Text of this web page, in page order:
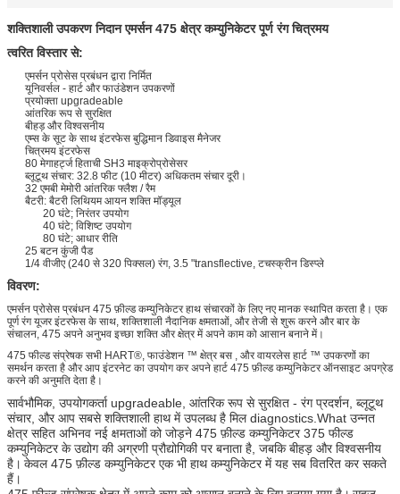
शक्तिशाली उपकरण निदान एमर्सन 475 क्षेत्र कम्युनिकेटर पूर्ण रंगचित्रमय
त्वरित विस्तार से:
एमर्सन प्रोसेस प्रबंधन द्वारा निर्मित
यूनिवर्सल - हार्ट और फाउंडेशन उपकरणों
प्रयोक्ता upgradeable
आंतरिक रूप से सुरक्षित
बीहड़ और विश्वसनीय
एम्स के सूट के साथ इंटरफेस बुद्धिमान डिवाइस मैनेजर
चित्रमय इंटरफेस
80 मेगाहर्ट्ज हिताची SH3 माइक्रोप्रोसेसर
ब्लूटूथ संचार: 32.8 फीट (10 मीटर) अधिकतम संचार दूरी।
32 एमबी मेमोरी आंतरिक फ्लैश / रैम
बैटरी: बैटरी लिथियम आयन शक्ति मॉड्यूल
20 घंटे; निरंतर उपयोग
40 घंटे; विशिष्ट उपयोग
80 घंटे; आधार रीति
25 बटन कुंजी पैड
1/4 वीजीए (240 से 320 पिक्सल) रंग, 3.5 "transflective, टचस्क्रीन डिस्प्ले
विवरण:
एमर्सन प्रोसेस प्रबंधन 475 फ़ील्ड कम्युनिकेटर हाथ संचारकों के लिए नए मानक स्थापित करता है। एक
पूर्ण रंग यूजर इंटरफेस के साथ, शक्तिशाली नैदानिक ​​क्षमताओं, और तेजी से शुरू करने और बार के
संचालन, 475 अपने अनुभव इच्छा शक्ति और क्षेत्र में अपने काम को आसान बनाने में।
475 फील्ड संप्रेषक सभी HART®, फाउंडेशन ™ क्षेत्र बस , और वायरलेस हार्ट ™ उपकरणों का
समर्थन करता है और आप इंटरनेट का उपयोग कर अपने हार्ट 475 फ़ील्ड कम्युनिकेटर ऑनसाइट अपग्रेड
करने की अनुमति देता है।
सार्वभौमिक, उपयोगकर्ता upgradeable, आंतरिक रूप से सुरक्षित - रंग प्रदर्शन, ब्लूटूथ
संचार, और आप सबसे शक्तिशाली हाथ में उपलब्ध है मिल diagnostics.What उन्नत
क्षेत्र सहित अभिनव नई क्षमताओं को जोड़ने 475 फ़ील्ड कम्युनिकेटर 375 फील्ड
कम्युनिकेटर के उद्योग की अग्रणी प्रौद्योगिकी पर बनाता है, जबकि बीहड़ और विश्वसनीय
है। केवल 475 फ़ील्ड कम्युनिकेटर एक भी हाथ कम्युनिकेटर में यह सब वितरित कर सकते
हैं।